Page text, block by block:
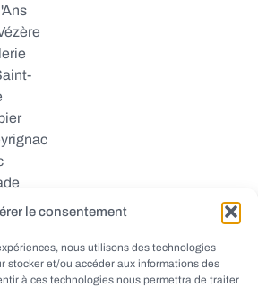
le consentement
nous utilisons des technologies
stocker et/ou accéder aux informations des
à ces technologies nous permettra de traiter